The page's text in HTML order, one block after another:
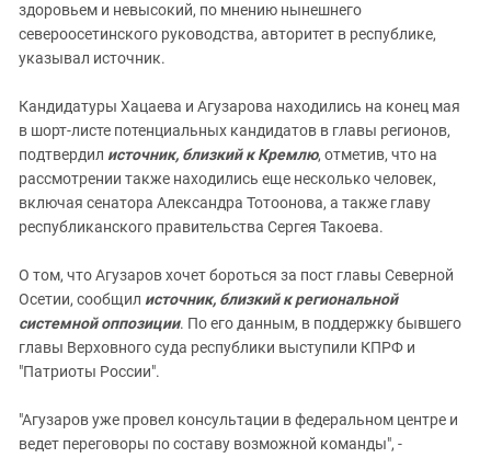
здоровьем и невысокий, по мнению нынешнего
североосетинского руководства, авторитет в республике,
указывал источник.
Кандидатуры Хацаева и Агузарова находились на конец мая
в шорт-листе потенциальных кандидатов в главы регионов,
подтвердил источник, близкий к Кремлю, отметив, что на
рассмотрении также находились еще несколько человек,
включая сенатора Александра Тотоонова, а также главу
республиканского правительства Сергея Такоева.
О том, что Агузаров хочет бороться за пост главы Северной
Осетии, сообщил источник, близкий к региональной
системной оппозиции. По его данным, в поддержку бывшего
главы Верховного суда республики выступили КПРФ и
"Патриоты России".
"Агузаров уже провел консультации в федеральном центре и
ведет переговоры по составу возможной команды", -